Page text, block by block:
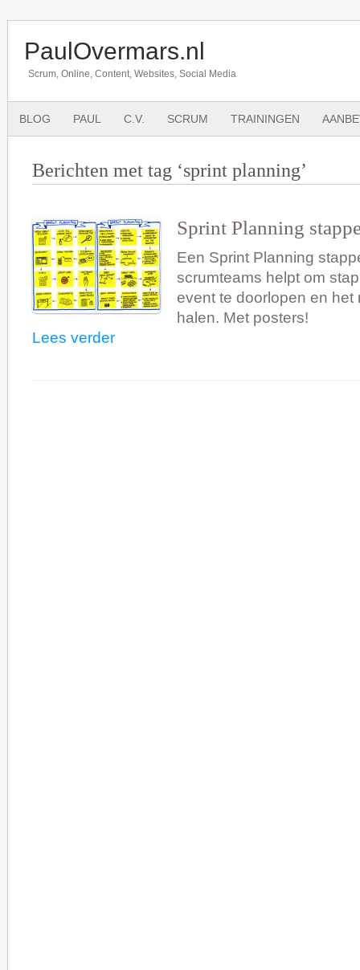
PaulOvermars.nl
Scrum, Online, Content, Websites, Social Media
BLOG PAUL C.V. SCRUM TRAININGEN
Berichten met tag ‘sprint planning’
Sprint Planning
Een Sprint Planning
scrumteams helpt om
event te doorlopen en het
halen. Met posters!
Lees verder